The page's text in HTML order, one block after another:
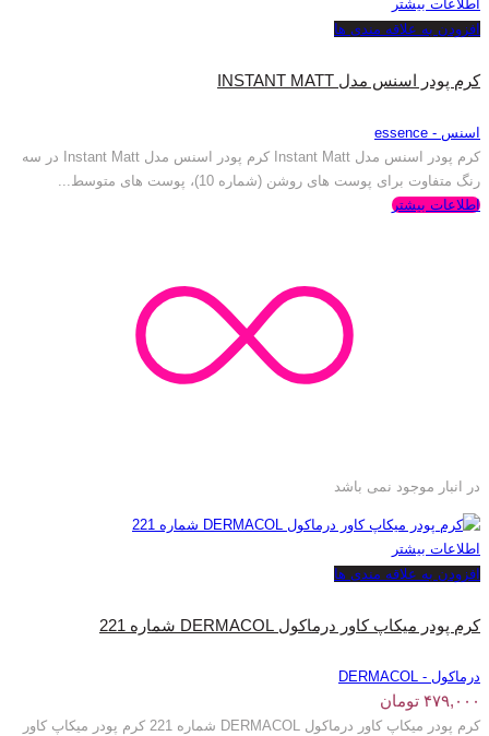
اطلاعات بیشتر
افزودن به علاقه مندی ها
کرم پودر اسنس مدل INSTANT MATT
اسنس - essence
کرم پودر اسنس مدل Instant Matt کرم پودر اسنس مدل Instant Matt در سه
رنگ متفاوت برای پوست های روشن (شماره 10)، پوست های متوسط...
اطلاعات بیشتر
در انبار موجود نمی باشد
اطلاعات بیشتر
افزودن به علاقه مندی ها
کرم پودر میکاپ کاور درماکول DERMACOL شماره 221
درماکول - DERMACOL
۴۷۹,۰۰۰ تومان
کرم پودر میکاپ کاور درماکول DERMACOL شماره 221 کرم پودر میکاپ کاور